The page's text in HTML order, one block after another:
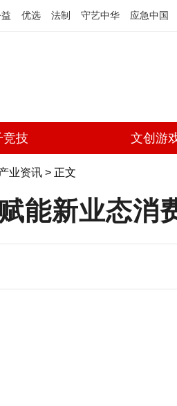
优选 法制 守艺中华 应急中国
竞技 文创游
业资讯 > 正文
能新业态消